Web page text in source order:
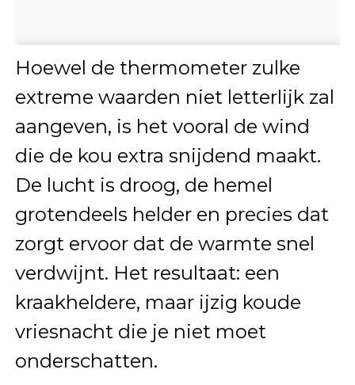
Hoewel de thermometer zulke
extreme waarden niet letterlijk zal
aangeven, is het vooral de wind
die de kou extra snijdend maakt.
De lucht is droog, de hemel
grotendeels helder en precies dat
zorgt ervoor dat de warmte snel
verdwijnt. Het resultaat: een
kraakheldere, maar ijzig koude
vriesnacht die je niet moet
onderschatten.